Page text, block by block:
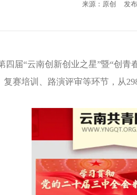
来源：原创 发
“云南创新创业之星”暨“创青春
复赛培训、路演评审等环节，从